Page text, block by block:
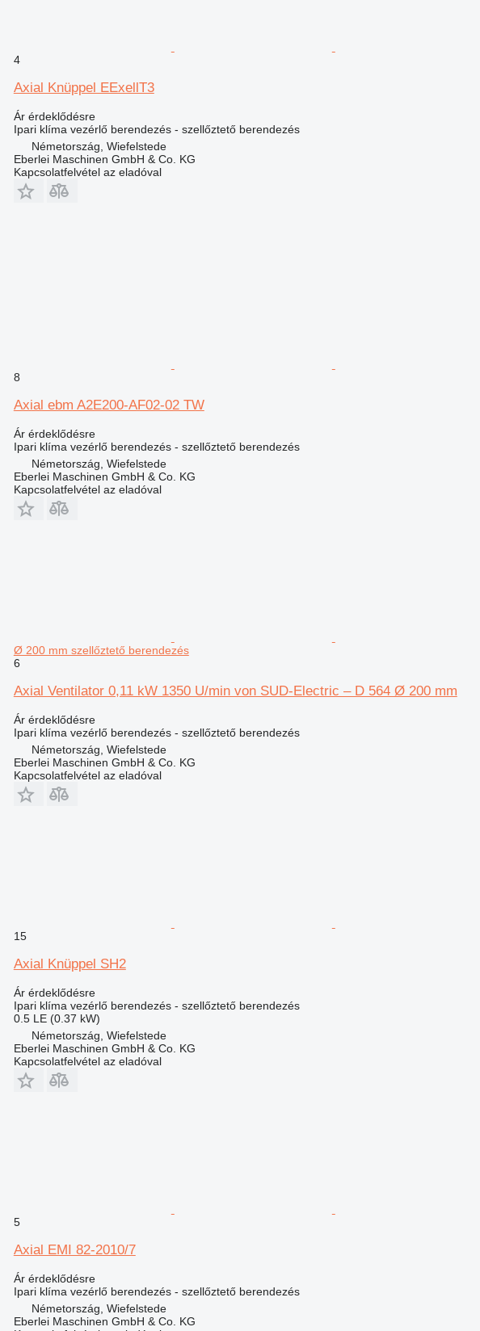
4
Axial Knüppel EExellT3
Ár érdeklődésre
Ipari klíma vezérlő berendezés - szellőztető berendezés
Németország, Wiefelstede
Eberlei Maschinen GmbH & Co. KG
Kapcsolatfelvétel az eladóval
8
Axial ebm A2E200-AF02-02 TW
Ár érdeklődésre
Ipari klíma vezérlő berendezés - szellőztető berendezés
Németország, Wiefelstede
Eberlei Maschinen GmbH & Co. KG
Kapcsolatfelvétel az eladóval
Ø 200 mm szellőztető berendezés
6
Axial Ventilator 0,11 kW 1350 U/min von SUD-Electric – D 564 Ø 200 mm
Ár érdeklődésre
Ipari klíma vezérlő berendezés - szellőztető berendezés
Németország, Wiefelstede
Eberlei Maschinen GmbH & Co. KG
Kapcsolatfelvétel az eladóval
15
Axial Knüppel SH2
Ár érdeklődésre
Ipari klíma vezérlő berendezés - szellőztető berendezés
0.5 LE (0.37 kW)
Németország, Wiefelstede
Eberlei Maschinen GmbH & Co. KG
Kapcsolatfelvétel az eladóval
5
Axial EMI 82-2010/7
Ár érdeklődésre
Ipari klíma vezérlő berendezés - szellőztető berendezés
Németország, Wiefelstede
Eberlei Maschinen GmbH & Co. KG